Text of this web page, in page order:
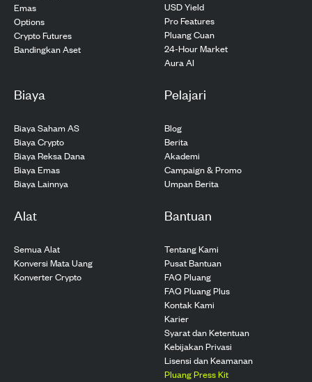
Emas
Options
Crypto Futures
Bandingkan Aset
USD Yield
Pro Features
Pluang Cuan
24-Hour Market
Aura AI
Biaya
Biaya Saham AS
Biaya Crypto
Biaya Reksa Dana
Biaya Emas
Biaya Lainnya
Pelajari
Blog
Berita
Akademi
Campaign & Promo
Umpan Berita
Alat
Semua Alat
Konversi Mata Uang
Konverter Crypto
Bantuan
Tentang Kami
Pusat Bantuan
FAQ Pluang
FAQ Pluang Plus
Kontak Kami
Karier
Syarat dan Ketentuan
Kebijakan Privasi
Lisensi dan Keamanan
Pluang Press Kit